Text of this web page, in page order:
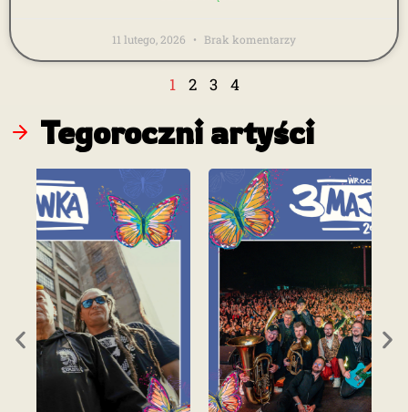
11 lutego, 2026 Brak komentarzy
1 2 3 4
Tegoroczni artyści